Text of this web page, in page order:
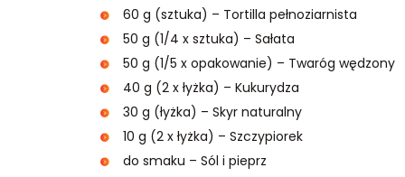
60 g (sztuka) – Tortilla pełnoziarnista
50 g (1/4 x sztuka) – Sałata
50 g (1/5 x opakowanie) – Twaróg wędzony
40 g (2 x łyżka) – Kukurydza
30 g (łyżka) – Skyr naturalny
10 g (2 x łyżka) – Szczypiorek
do smaku – Sól i pieprz